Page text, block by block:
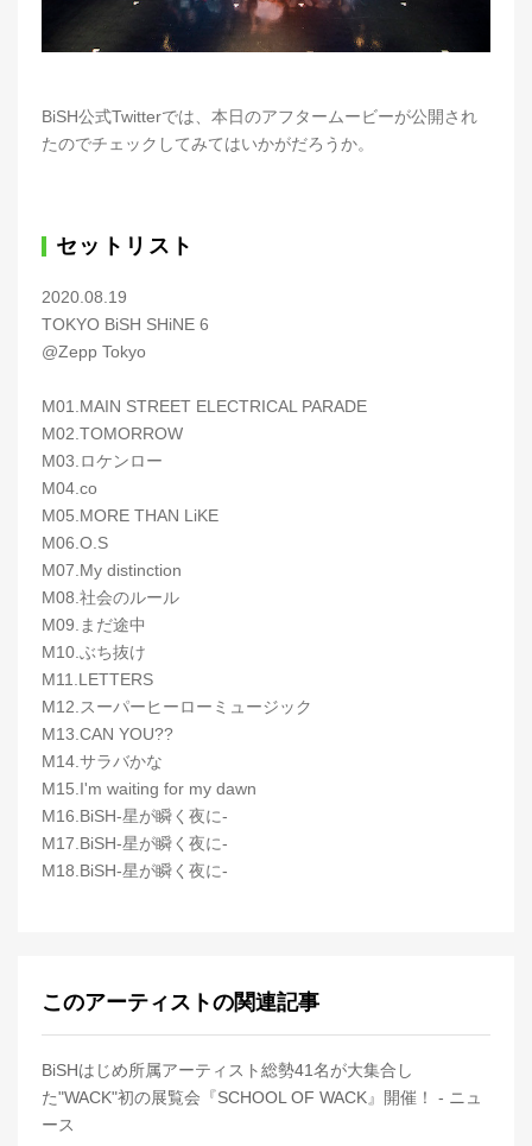
BiSH公式Twitterでは、本日のアフタームービーが公開され
たのでチェックしてみてはいかがだろうか。
セットリスト
2020.08.19
TOKYO BiSH SHiNE 6
@Zepp Tokyo
M01.MAIN STREET ELECTRICAL PARADE
M02.TOMORROW
M03.ロケンロー
M04.co
M05.MORE THAN LiKE
M06.O.S
M07.My distinction
M08.社会のルール
M09.まだ途中
M10.ぶち抜け
M11.LETTERS
M12.スーパーヒーローミュージック
M13.CAN YOU??
M14.サラバかな
M15.I'm waiting for my dawn
M16.BiSH-星が瞬く夜に-
M17.BiSH-星が瞬く夜に-
M18.BiSH-星が瞬く夜に-
このアーティストの関連記事
BiSHはじめ所属アーティスト総勢41名が大集合し
た"WACK"初の展覧会『SCHOOL OF WACK』開催！ - ニュ
ース